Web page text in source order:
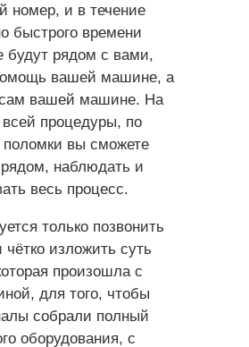
номер, и в течение
быстрого времени
будут рядом с вами,
вашей машине, а
вашей машине. На
процедуры, по
вы сможете
наблюдать и
весь процесс.
только позвонить
чётко изложить суть
произошла с
для того, чтобы
собрали полный
оборудования, с